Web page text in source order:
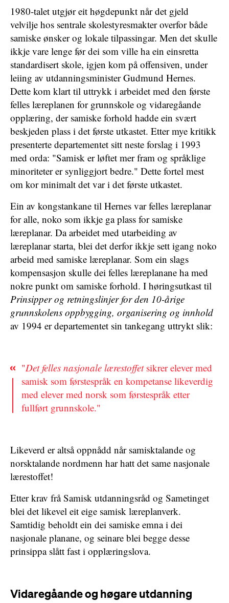
1980-talet utgjør eit høgdepunkt når det gjeld
velvilje hos sentrale skolestyresmakter overfor både
samiske ønsker og lokale tilpassingar. Men det skulle
ikkje vare lenge før dei som ville ha ein einsretta
standardisert skole, igjen kom på offensiven, under
leiing av utdanningsminister Gudmund Hernes.
Dette kom klart til uttrykk i arbeidet med den første
felles læreplanen for grunnskole og vidaregåande
opplæring, der samiske forhold hadde ein svært
beskjeden plass i det første utkastet. Etter mye kritikk
presenterte departementet sitt neste forslag i 1993
med orda: "Samisk er løftet mer fram og språklige
minoriteter er synliggjort bedre." Dette fortel mest
om kor minimalt det var i det første utkastet.
Ein av kongstankane til Hernes var felles læreplanar
for alle, noko som ikkje ga plass for samiske
læreplanar. Da arbeidet med utarbeiding av
læreplanar starta, blei det derfor ikkje sett igang noko
arbeid med samiske læreplanar. Som ein slags
kompensasjon skulle dei felles læreplanane ha med
nokre punkt om samiske forhold. I høringsutkast til
Prinsipper og retningslinjer for den 10-årige
grunnskolens oppbygging, organisering og innhold
av 1994 er departementet sin tankegang uttrykt slik:
"Det felles nasjonale lærestoffetsikrer elever med
samisk som førstespråk en kompetanse likeverdig
med elever med norsk som førstespråk etter
fullført grunnskole."
Likeverd er altså oppnådd når samisktalande og
norsktalande nordmenn har hatt det same nasjonale
lærestoffet!
Etter krav frå Samisk utdanningsråd og Sametinget
blei det likevel eit eige samisk læreplanverk.
Samtidig beholdt ein dei samiske emna i dei
nasjonale planane, og seinare blei begge desse
prinsippa slått fast i opplæringslova.
Vidaregåande og høgare utdanning